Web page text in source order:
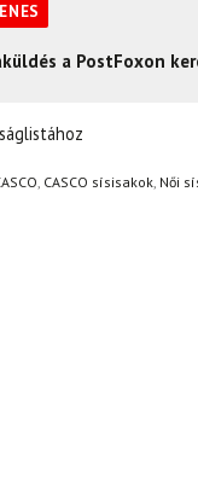
a PostFoxon
Semmi gond – a
14 napon belül,
CASCO sísisakok Női